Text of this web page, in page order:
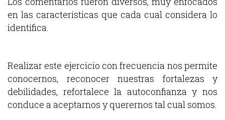
en las características que cada cual considera lo
identifica.
Realizar este ejercicio con frecuencia nos permite
conocernos, reconocer nuestras fortalezas y
debilidades, refortalece la autoconfianza y nos
conduce a aceptarnos y querernos tal cual somos.